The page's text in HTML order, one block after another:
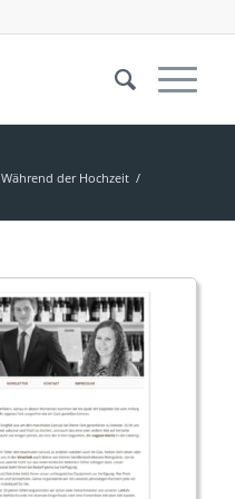
Während der Hochzeit /